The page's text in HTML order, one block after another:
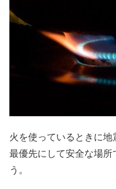
火を使っているときに
最優先にして安全な場所
う。